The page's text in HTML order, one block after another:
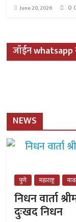
June 20, 2026 0
जॉईन whatsapp
NEWS
पुणे महाराष्ट्र
निधन वार्ता
दुःखद निधन